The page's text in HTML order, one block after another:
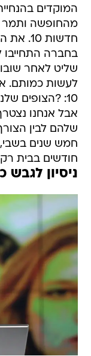
המוקדים
מהחופשה ותמר
חדשות
בחברה התחייבו
שליט לאחר
לעשות כמותם.
10: ?הצופים
אבל אנחנו
שלהם לבין
חמש שנים
חודשים בבית
ניסיון לגבש